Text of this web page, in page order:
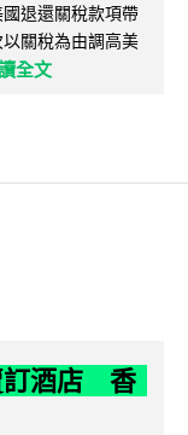
退還關稅款項帶
關稅為由調高美
全文
訂酒店 香